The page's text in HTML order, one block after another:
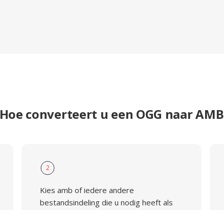
Hoe converteert u een OGG naar AMB
2
Kies amb of iedere andere
bestandsindeling die u nodig heeft als